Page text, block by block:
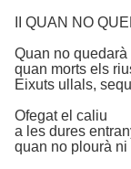
II QUAN NO
Quan no quedarà
quan morts els
Eixuts ullals,
Ofegat el caliu
a les dures
quan no plourà ni